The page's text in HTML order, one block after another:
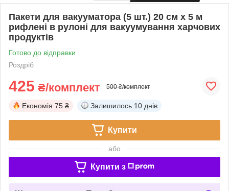
Пакети для вакууматора (5 шт.) 20 см x 5 м
рифлені в рулоні для вакуумування харчових
продуктів
Готово до відправки
Роздріб
425 ₴/комплект 500 ₴/комплект
Економія 75 ₴ Залишилось 10 днів
Купити
або
Купити з